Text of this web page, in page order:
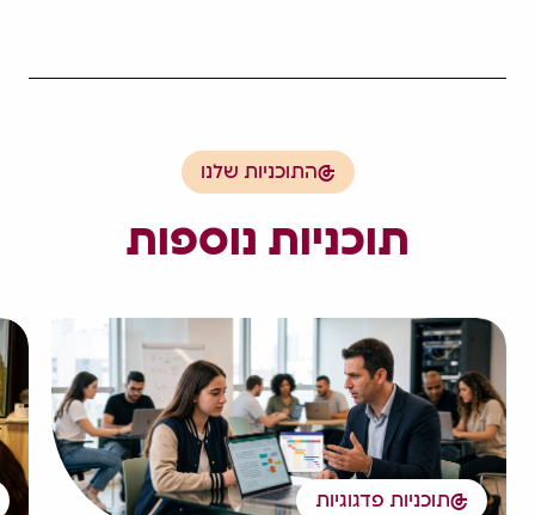
התוכניות שלנו
תוכניות נוספות
תוכניות פדגוגיות